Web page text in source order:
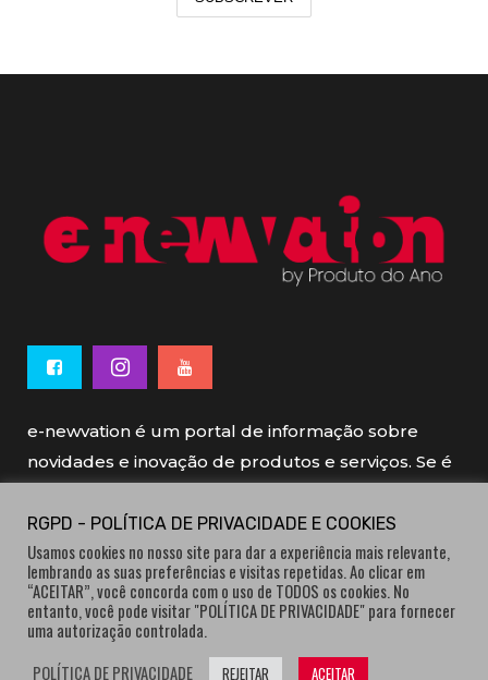
e-newvation é um portal de informação sobre
novidades e inovação de produtos e serviços. Se é
e-newvation tem o patrocínio do “Produto do
Ano”, o prémio de inovação atribuído por
consumidores.
RGPD - POLÍTICA DE PRIVACIDADE E COOKIES
Usamos cookies no nosso site para dar a experiência mais relevante,
lembrando as suas preferências e visitas repetidas. Ao clicar em
“ACEITAR”, você concorda com o uso de TODOS os cookies. No
entanto, você pode visitar "POLÍTICA DE PRIVACIDADE" para fornecer
uma autorização controlada.
POLÍTICA DE PRIVACIDADE
REJEITAR ACEITAR